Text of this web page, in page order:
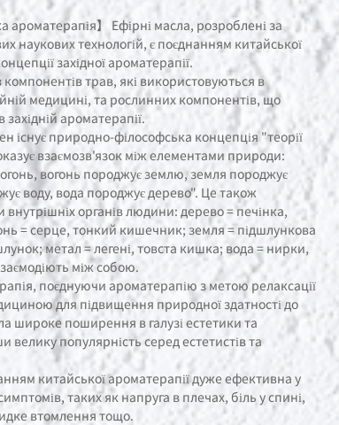
ароматерапія】 Ефірні масла, розроблені за
наукових технологій, є поєднанням китайської
західної ароматерапії.
трав, які використовуються в
медицині, та рослинних компонентів, що
ароматерапії.
існує природно-філософська концепція "теорії
взаємозв'язок між елементами природи:
вогонь породжує землю, земля породжує
воду, вода породжує дерево". Це також
внутрішніх органів людини: дерево = печінка,
= серце, тонкий кишечник; земля = підшлункова
метал = легені, товста кишка; вода = нирки,
між собою.
поєднуючи ароматерапію з метою релаксації
для підвищення природної здатності до
широке поширення в галузі естетики та
велику популярність серед естетистів та
китайської ароматерапії дуже ефективна у
таких як напруга в плечах, біль у спині,
втомлення тощо.